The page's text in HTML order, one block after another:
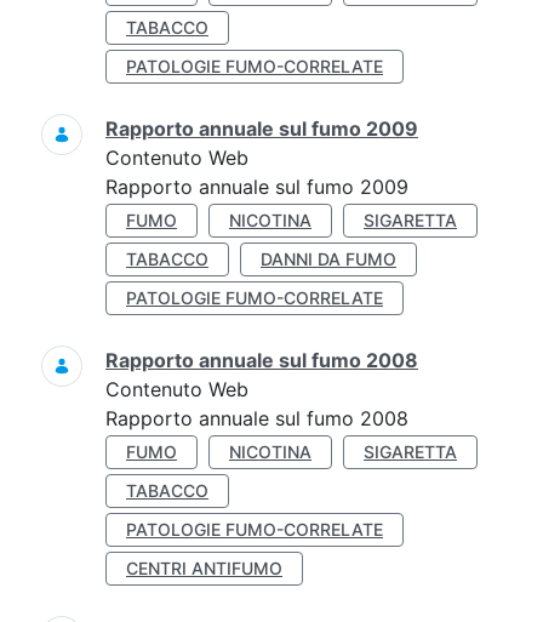
TABACCO
PATOLOGIE FUMO-CORRELATE
Rapporto annuale sul fumo 2009
Contenuto Web
Rapporto annuale sul fumo 2009
FUMO NICOTINA
SIGARETTA
TABACCO
DANNI DA FUMO
PATOLOGIE FUMO-CORRELATE
Rapporto annuale sul fumo 2008
Contenuto Web
Rapporto annuale sul fumo 2008
FUMO NICOTINA
SIGARETTA
TABACCO
PATOLOGIE FUMO-CORRELATE
CENTRI ANTIFUMO